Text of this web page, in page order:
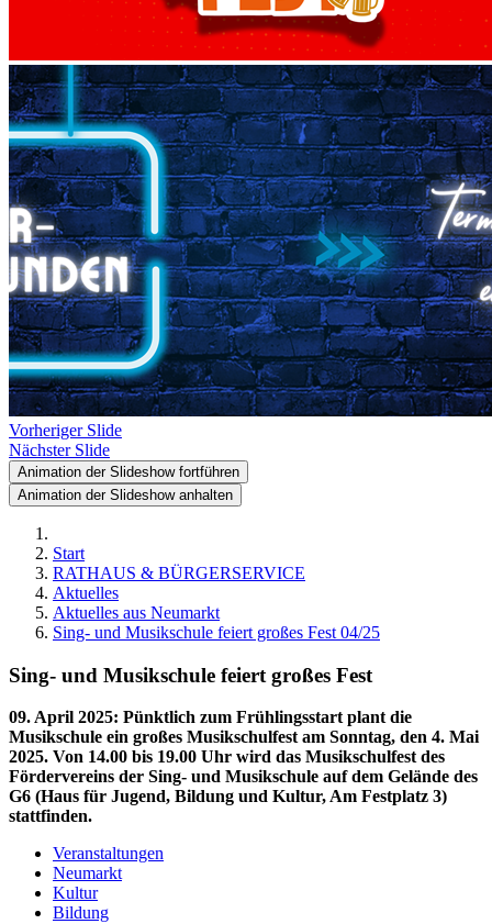
Vorheriger Slide
Nächster Slide
Animation der Slideshow fortführen
Animation der Slideshow anhalten
Start
RATHAUS & BÜRGERSERVICE
Aktuelles
Aktuelles aus Neumarkt
Sing- und Musikschule feiert großes Fest 04/25
Sing- und Musikschule feiert großes Fest
09. April 2025: Pünktlich zum Frühlingsstart plant die
Musikschule ein großes Musikschulfest am Sonntag, den 4. Mai
2025. Von 14.00 bis 19.00 Uhr wird das Musikschulfest des
Fördervereins der Sing- und Musikschule auf dem Gelände des
G6 (Haus für Jugend, Bildung und Kultur, Am Festplatz 3)
stattfinden.
Veranstaltungen
Neumarkt
Kultur
Bildung